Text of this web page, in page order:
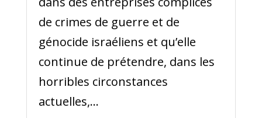
de crimes de guerre et de
génocide israéliens et qu’elle
continue de prétendre, dans les
horribles circonstances
actuelles,...